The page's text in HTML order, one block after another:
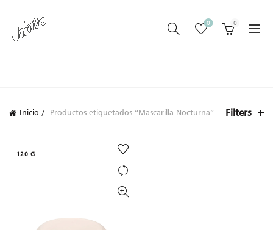
0 0
Inicio Productos etiquetados “Mascarilla Nocturna” Filters
120 G